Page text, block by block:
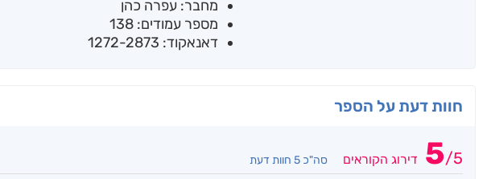
מחבר: עפרה כהן
מספר עמודים: 138
דאנאקוד: 1272-2873
חוות דעת על הספר
5/5 דירוג הקוראים סה"כ 5 חוות דעת